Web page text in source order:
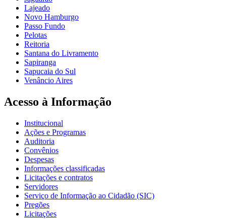
Lajeado
Novo Hamburgo
Passo Fundo
Pelotas
Reitoria
Santana do Livramento
Sapiranga
Sapucaia do Sul
Venâncio Aires
Acesso à Informação
Institucional
Ações e Programas
Auditoria
Convênios
Despesas
Informações classificadas
Licitações e contratos
Servidores
Serviço de Informação ao Cidadão (SIC)
Pregões
Licitações